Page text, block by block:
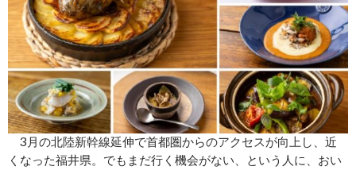
3⽉の北陸新幹線延伸で⾸都圏からのアクセスが向上し、近
くなった福井県。でもまだ行く機会がない、という人に、おい